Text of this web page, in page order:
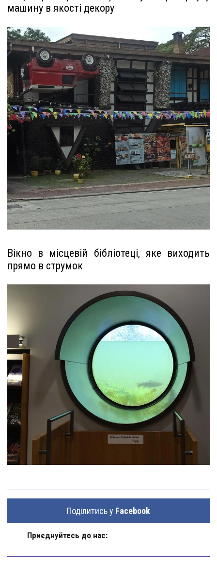
машину в якості декору
Вікно в місцевій бібліотеці, яке виходить
прямо в струмок
Поділитись у Facebook
Приєднуйтесь до нас: